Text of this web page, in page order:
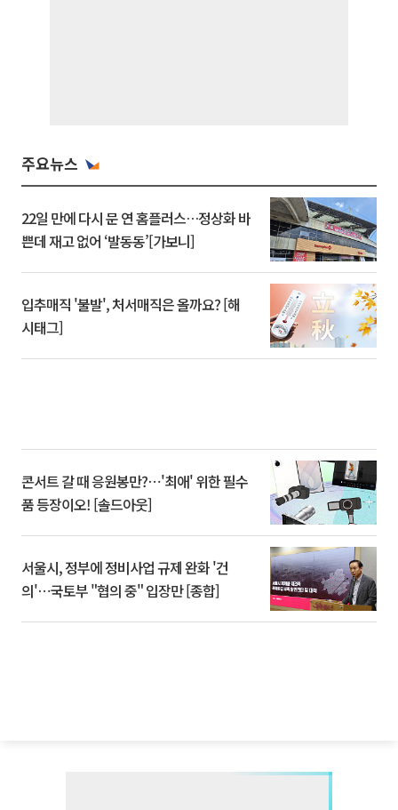
주요뉴스
22일 만에 다시 문 연 홈플러스…정상화 바
쁜데 재고 없어 ‘발동동’[가보니]
입추매직 '불발', 처서매직은 올까요? [해
시태그]
콘서트 갈 때 응원봉만?⋯'최애' 위한 필수
품 등장이오! [솔드아웃]
서울시, 정부에 정비사업 규제 완화 '건
의'⋯국토부 "협의 중" 입장만 [종합]